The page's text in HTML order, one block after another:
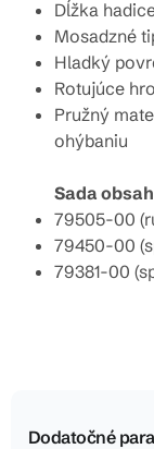
Dĺžka
Mosadzné
Hladký
Rotujúce
Pružný
ohýbaniu
Sada
79505-00
79450-00
79381-00
Dodatočné